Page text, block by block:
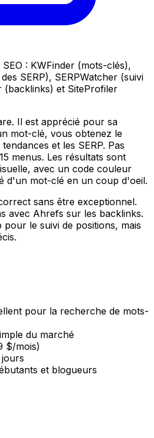
: KWFinder (mots-clés),
SERP), SERPWatcher (suivi
(backlinks) et SiteProfiler
Il est apprécié pour sa
mot-clé, vous obtenez le
et les SERP. Pas
menus. Les résultats sont
avec un code couleur
d'un mot-clé en un coup d'oeil.
sans être exceptionnel.
avec Ahrefs sur les backlinks.
pour le suivi de positions, mais
pour la recherche de mots-
du marché
$/mois)
jours
et blogueurs